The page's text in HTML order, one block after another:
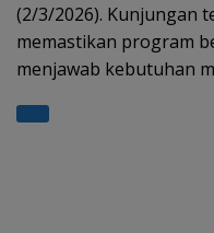
(2/3/2026). Kunjungan
memastikan program
menjawab kebutuhan